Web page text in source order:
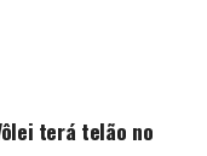
terá telão no